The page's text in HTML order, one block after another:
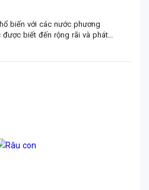
biến với các nước phương
biết đến rộng rãi và phát